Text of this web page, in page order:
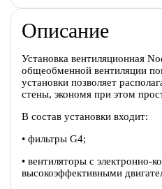
Описание
Установка вентиляционная
общеобменной вентиляции
установки позволяет
стены, экономя при этом
В состав установки входит:
• фильтры G4;
• вентиляторы c электронно-
высокоэффективными